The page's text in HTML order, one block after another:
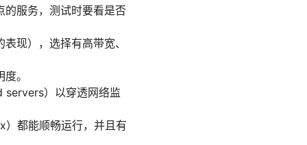
服务，测试时要看是否
现），选择有高带宽、
。
servers）以穿透网络监
都能顺畅运行，并且有